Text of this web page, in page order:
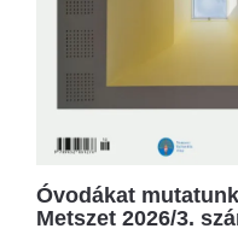
Óvodákat
Metszet 2026/3.